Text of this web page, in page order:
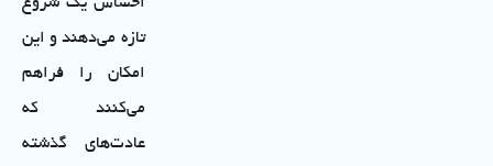
تازه می‌دهند و این
امکان را فراهم
می‌کنند که
عادت‌های گذشته